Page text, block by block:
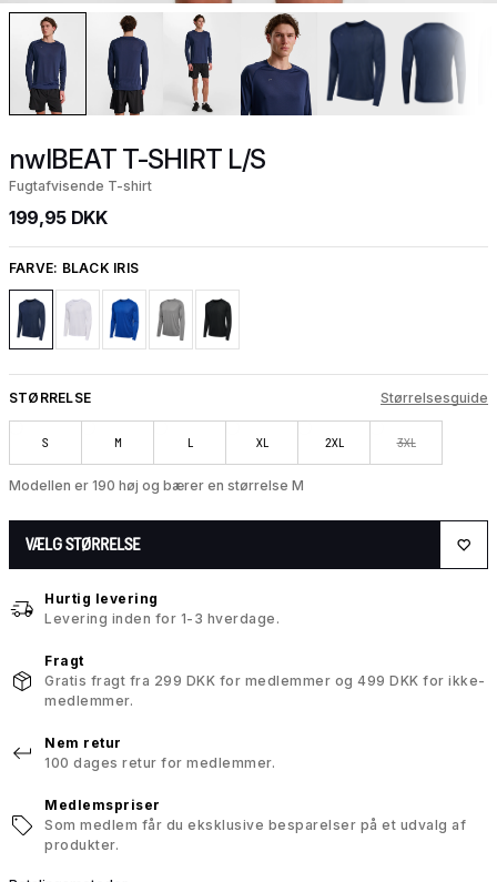
nwlBEAT T-SHIRT L/S
Fugtafvisende T-shirt
199,95 DKK
FARVE: BLACK IRIS
STØRRELSE Størrelsesguide
S M L XL 2XL 3XL
Modellen er 190 høj og bærer en størrelse M
VÆLG STØRRELSE
Hurtig levering
Levering inden for 1-3 hverdage.
Fragt
Gratis fragt fra 299 DKK for medlemmer og 499 DKK for ikke-
medlemmer.
Nem retur
100 dages retur for medlemmer.
Medlemspriser
Som medlem får du eksklusive besparelser på et udvalg af
produkter.